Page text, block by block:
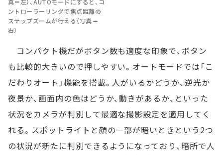
真＝左）、AUTOモードにすると、コ
ントローラーリングで焦点距離の
ステップズームが行える（写真＝
右）
コンパクト機だがボタン数も適度な印象で、ボタン
も比較的大きいので押しやすい。オートモードでは「こ
だわりオート」機能を搭載。人がいるかどうか、逆光か
夜景か、画面内の色はどうか、動きがあるか、といった
状況をカメラが判別して最適な撮影設定を適用してく
れる。スポットライトと顔の一部が暗いときという2つ
の状況が新たに判別できるようになっており、暗所で人